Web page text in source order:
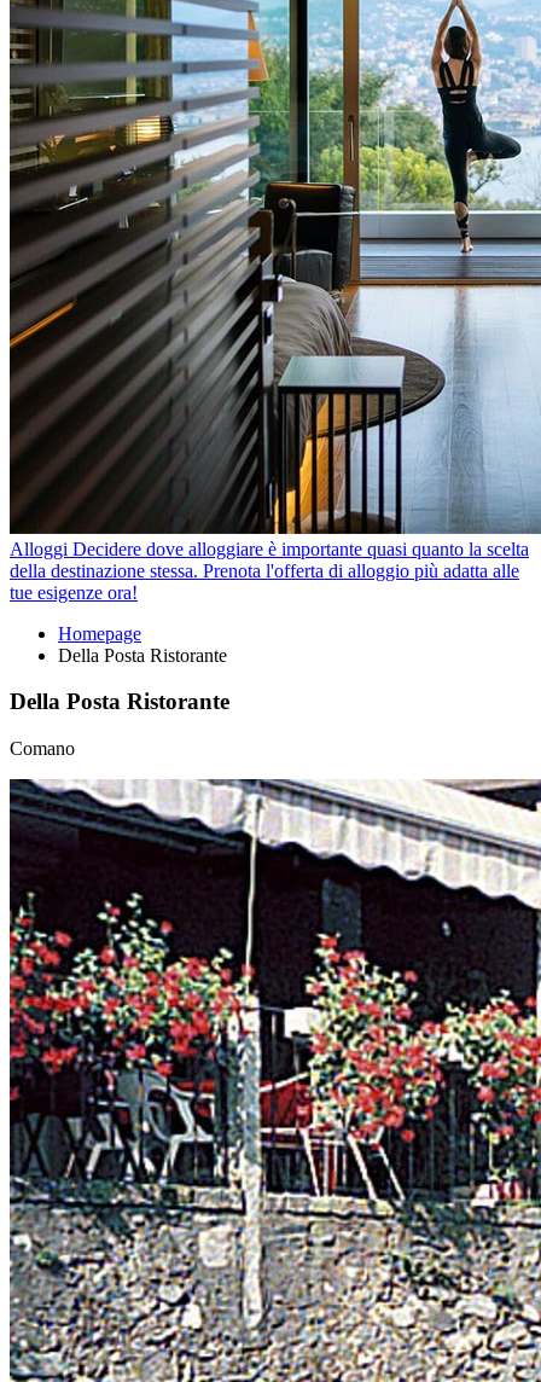
Alloggi Decidere dove alloggiare è importante quasi quanto la scelta
della destinazione stessa. Prenota l'offerta di alloggio più adatta alle
tue esigenze ora!
Homepage
Della Posta Ristorante
Della Posta Ristorante
Comano